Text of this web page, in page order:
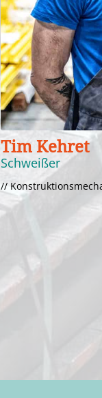
Tim Kehret
Schweißer
//